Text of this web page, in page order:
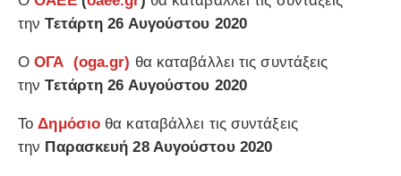
τηνΤετάρτη 26 Αυγούστου 2020
ΟΟΓΑ (oga.gr) θα καταβάλλει τις συντάξεις
τηνΤετάρτη 26 Αυγούστου 2020
ΤοΔημόσιο θα καταβάλλει τις συντάξεις
την Παρασκευή 28 Αυγούστου 2020